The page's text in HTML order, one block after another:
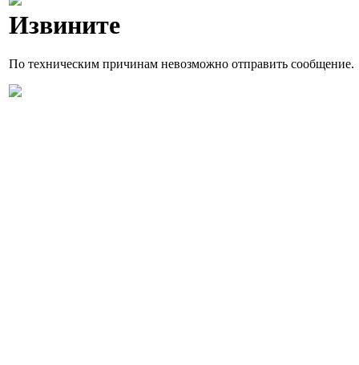
Извините
По техническим причинам невозможно отправить сообщение.